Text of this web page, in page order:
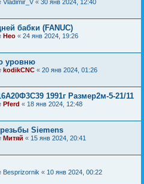
Vladimir_V « 30 янв 2024, 12:40
бабки (FANUC)
Нео « 24 янв 2024, 19:26
уровню
kodikCNC « 20 янв 2024, 01:26
1991г Размер2м-5-21/11
Pferd « 18 янв 2024, 12:48
Siemens
Митяй « 15 янв 2024, 20:41
Besprizornik « 10 янв 2024, 00:22